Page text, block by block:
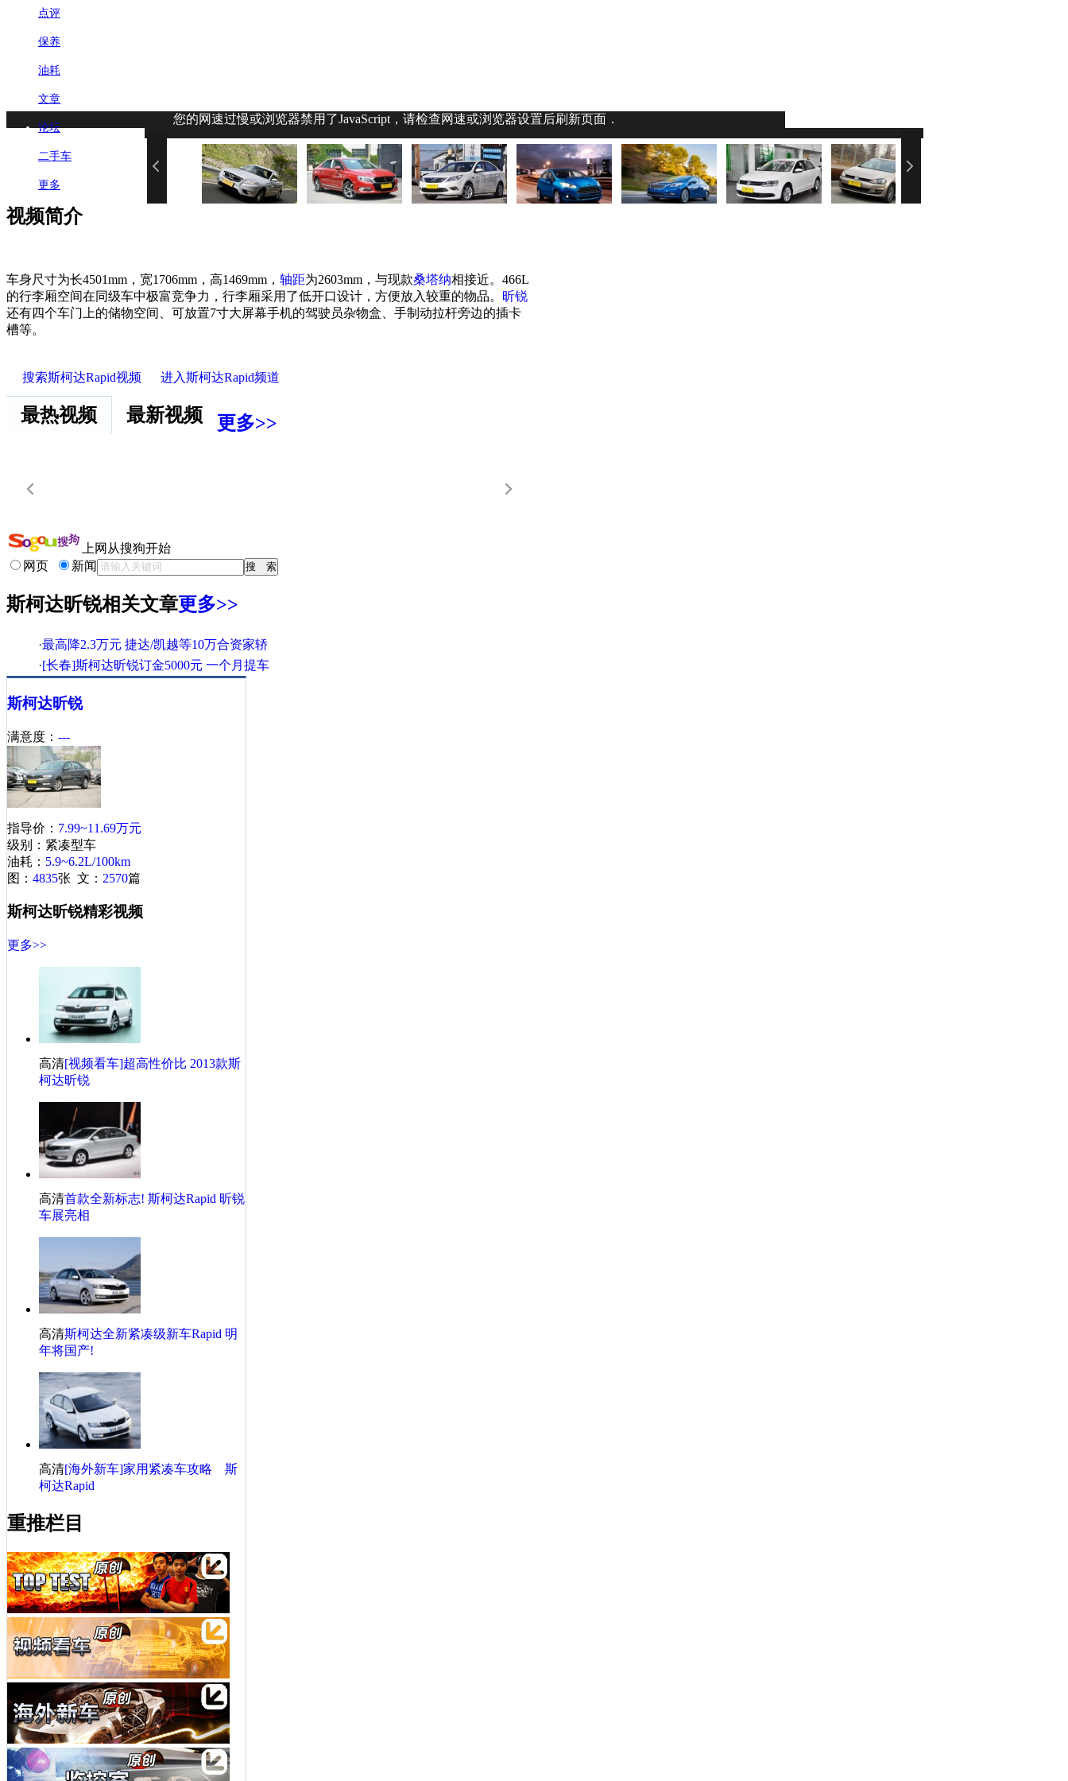
点评
保养
油耗
文章
论坛
二手车
更多
您的网速过慢或浏览器禁用了JavaScript，请检查网速或浏览器设置后刷新页面．
视频简介
车身尺寸为长4501mm，宽1706mm，高1469mm， 轴距为2603mm，与现款桑塔纳相接近。466L
的行李厢空间在同级车中极富竞争力，行李厢采用了低开口设计，方便放入较重的物品。 昕锐
还有四个车门上的储物空间、可放置7寸大屏幕手机的驾驶员杂物盒、手制动拉杆旁边的插卡
槽等。
搜索斯柯达Rapid视频 进入斯柯达Rapid频道
最热视频 最新视频 更多>>
上网从搜狗开始
网页
新闻
斯柯达昕锐相关文章更多>>
·最高降2.3万元 捷达/凯越等10万合资家轿
·[长春]斯柯达昕锐订金5000元 一个月提车
·斯柯达Rapid昕锐惊艳主流A级车-宁波天天
·
·追逐高性价比 十六款低价位配置丰富车型
·凯越/悦动降2万 昕锐等8款热门车低至8万
·斗牛红配色 官方推出全新斯柯达昕锐改装
·[石家庄]斯柯达昕锐少量现车送2千元装饰
·不仅省油! 锋范等高品质合资紧凑车7万起
斯柯达昕锐相关热帖
·斯柯达昕锐怎么样？-记我的1年用车感受
·斯柯达昕锐怎么样？-记我的1年用车感受
·&quot;昕随我动 锐不可挡 1.4手智淡雅金异地提车迟到作业
说说最近试驾过的几款车
环城巡游加车展，昕动被围观，版主大大求精！
48小时新晶锐试驾体验摘樱桃搓大虾欢乐度周末！
·从东到西穿城试驾斯柯达全新小晶锐
斯柯达昕锐
满意度： ---
指导价： 7.99~11.69万元
级别：紧凑型车
油耗： 5.9~6.2L/100km
图： 4835张 文： 2570篇
斯柯达昕锐精彩视频
更多>>
高清[视频看车]超高性价比 2013款斯
柯达昕锐
高清首款全新标志! 斯柯达Rapid 昕锐
车展亮相
高清斯柯达全新紧凑级新车Rapid 明
年将国产!
高清[海外新车]家用紧凑车攻略 斯
柯达Rapid
重推栏目